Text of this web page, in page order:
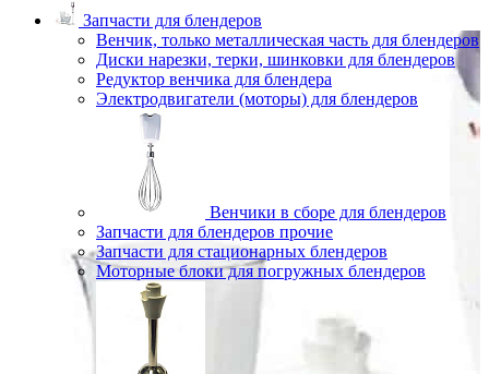
Запчасти для блендеров
Венчик, только металлическая часть для блендеров
Диски нарезки, терки, шинковки для блендеров
Редуктор венчика для блендера
Электродвигатели (моторы) для блендеров
Венчики в сборе для блендеров
Запчасти для блендеров прочие
Запчасти для стационарных блендеров
Моторные блоки для погружных блендеров